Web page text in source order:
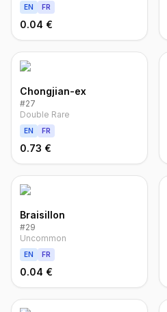
EN FR
0.04 €
Chongjian-ex
#27
Double Rare
EN FR
0.73 €
Braisillon
#29
Uncommon
EN FR
0.04 €